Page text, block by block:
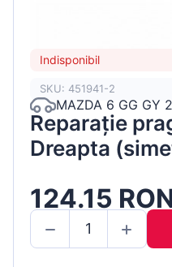
Indisponibil
SKU: 451941-2
MAZDA 6 GG GY
Reparație
Dreapta
124.15